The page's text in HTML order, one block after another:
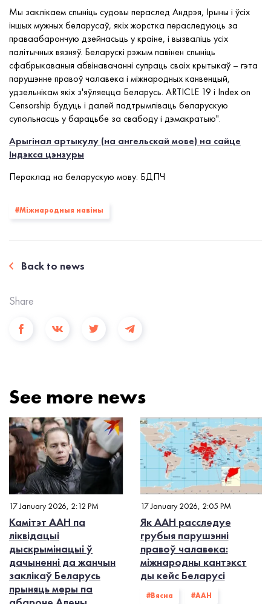
Мы заклікаем спыніць судовы пераслед Андрэя, Ірыны і ўсіх
іншых мужных беларусаў, якіх жорстка пераследуюць за
праваабарончую дзейнасьць у краіне, і вызваліць усіх
палітычных вязняў. Беларускі рэжым павінен спыніць
сфабрыкаваныя абвінавачанні супраць сваіх крытыкаў – гэта
парушэннеправоў чалавека і міжнародных канвенцый,
удзельнікам якіх з'яўляецца Беларусь. ARTICLE 19 і Index on
Censorship будуць і далей падтрымліваць беларускую
супольнасць у барацьбе за свабоду і дэмакратыю".
Арыгінал артыкулу (на ангельскай мове) на сайце
Індэкса цэнзуры
Пераклад на беларускую мову: БДПЧ
#Міжнародныя навіны
Back to news
Share
See more news
17 January 2026, 2:12 PM
Камітэт ААН па
ліквідацыі
дыскрымінацыі ў
дачыненні да жанчын
заклікаў Беларусь
прыняць меры па
17 January 2026, 2:05 PM
Як ААН расследуе
грубыя парушэнні
правоў чалавека:
міжнародны кантэкст
ды кейс Беларусі
#Вясна #ААН